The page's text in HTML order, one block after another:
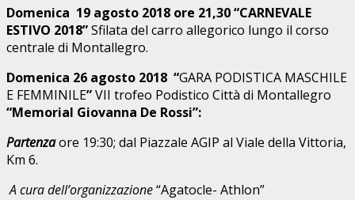
Domenica 19 agosto 2018 ore 21,30 “CARNEVALE
ESTIVO 2018”Sfilata del carro allegorico lungo il corso
centrale di Montallegro.
Domenica 26 agosto 2018 “GARA PODISTICA MASCHILE
E FEMMINILE”VII trofeo Podistico Città di Montallegro
“Memorial Giovanna De Rossi”:
Partenzaore 19:30; dal Piazzale AGIP al Viale della Vittoria,
Km 6.
A cura dell’organizzazione“Agatocle- Athlon”